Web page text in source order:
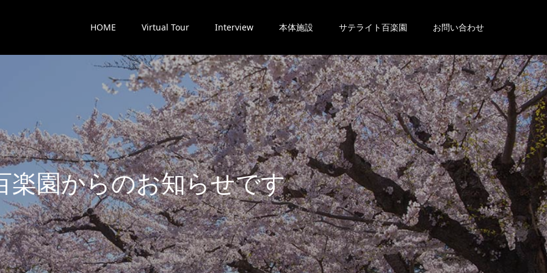
HOME Virtual Tour Interview 本体施設 サテライト百楽園 お問い合わせ
楽園からのお知らせです。